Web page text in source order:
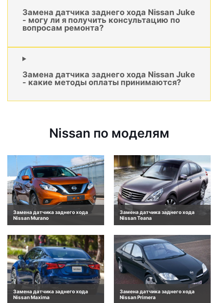
Замена датчика заднего хода Nissan Juke
- могу ли я получить консультацию по
вопросам ремонта?
Замена датчика заднего хода Nissan Juke
- какие методы оплаты принимаются?
Nissan по моделям
Замена датчика заднего хода
Nissan Murano
Замена датчика заднего хода
Nissan Teana
Замена датчика заднего хода
Nissan Maxima
Замена датчика заднего хода
Nissan Primera